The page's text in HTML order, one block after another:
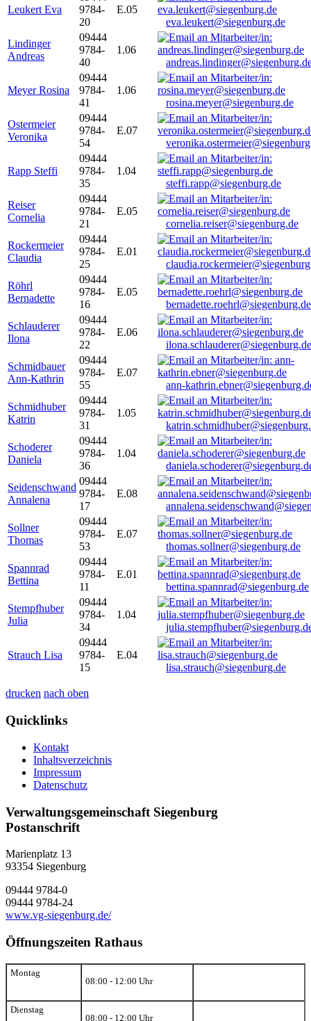
Leukert Eva
9784-
20
E.05
eva.leukert@siegenburg.de
Lindinger
Andreas
09444
9784-
40
1.06
Meyer Rosina
09444
9784-
41
1.06
rosina.meyer@siegenburg.de
Ostermeier
Veronika
09444
9784-
54
E.07
Rapp Steffi
09444
9784-
35
1.04
steffi.rapp@siegenburg.de
Reiser
Cornelia
09444
9784-
21
E.05
cornelia.reiser@siegenburg.de
Rockermeier
Claudia
09444
9784-
25
E.01
Röhrl
Bernadette
09444
9784-
16
E.05
bernadette.roehrl@siegenburg.de
Schlauderer
Ilona
09444
9784-
22
E.06
ilona.schlauderer@siegenburg.de
Schmidbauer
Ann-Kathrin
09444
9784-
55
E.07
ann-
Schmidhuber
Katrin
09444
9784-
31
1.05
Schoderer
Daniela
09444
9784-
36
1.04
Seidenschwand
Annalena
09444
9784-
17
E.08
Sollner
Thomas
09444
9784-
53
E.07
thomas.sollner@siegenburg.de
Spannrad
Bettina
09444
9784-
11
E.01
bettina.spannrad@siegenburg.de
Stempfhuber
Julia
09444
9784-
34
1.04
Strauch Lisa
09444
9784-
15
E.04
lisa.strauch@siegenburg.de
drucken nach oben
Quicklinks
Kontakt
Inhaltsverzeichnis
Impressum
Datenschutz
Verwaltungsgemeinschaft Siegenburg
Postanschrift
Marienplatz 13
93354 Siegenburg
09444 9784-0
09444 9784-24
www.vg-siegenburg.de/
Öffnungszeiten Rathaus
Montag
08:00 - 12:00 Uhr
Dienstag
08:00 - 12:00 Uhr